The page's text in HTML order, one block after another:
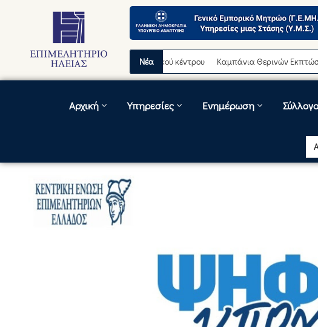
Νέα
διακοπή λειτουργίας τηλεφωνικού κέντρου Καμπάνια Θερινών Εκπτώσεων
Αρχική Υπηρεσίες Ενημέρωση